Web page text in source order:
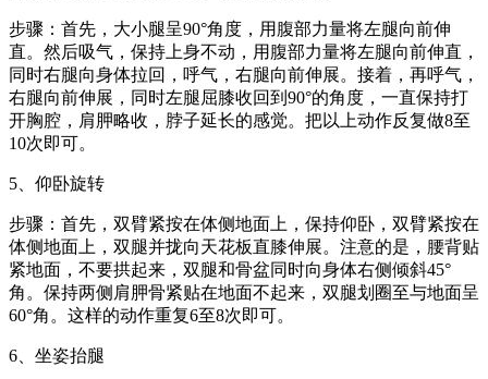
步骤：首先，大小腿呈90°角度，用腹部力量将左腿向前伸
直。然后吸气，保持上身不动，用腹部力量将左腿向前伸直，
同时右腿向身体拉回，呼气，右腿向前伸展。接着，再呼气，
右腿向前伸展，同时左腿屈膝收回到90°的角度，一直保持打
开胸腔，肩胛略收，脖子延长的感觉。把以上动作反复做8至
10次即可。
5、仰卧旋转
步骤：首先，双臂紧按在体侧地面上，保持仰卧，双臂紧按在
体侧地面上，双腿并拢向天花板直膝伸展。注意的是，腰背贴
紧地面，不要拱起来，双腿和骨盆同时向身体右侧倾斜45°
角。保持两侧肩胛骨紧贴在地面不起来，双腿划圈至与地面呈
60°角。这样的动作重复6至8次即可。
6、坐姿抬腿